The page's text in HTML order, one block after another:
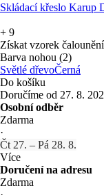
Skládací křeslo Karup
+ 9
Získat vzorek čalounění
Barva nohou (2)
Světlé dřevoČerná
Do košíku
Doručíme od 27. 8.
Osobní odběr
Zdarma
·
Čt 27. – Pá 28. 8.
Více
Doručení na adresu
Zdarma